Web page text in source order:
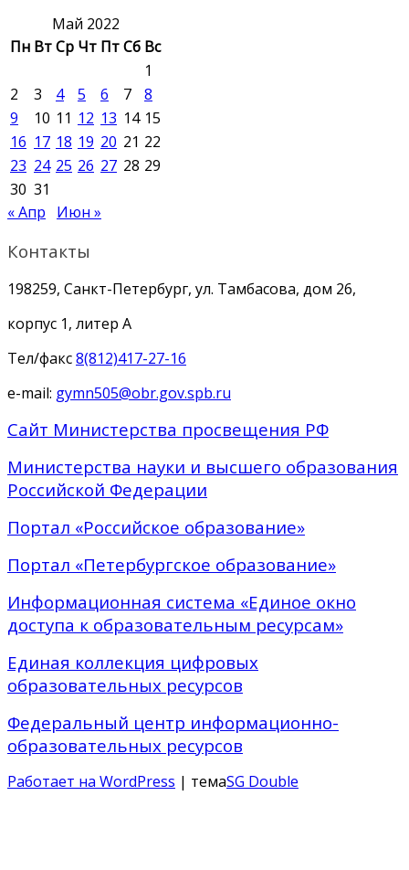
Май 2022
Пн ВтСр Чт ПтСб Вс
1
2
3 4 5 6 7
8
9
10 11 12 13 14 15
16 17 18 19 20 21 22
23 24 25 26 27 28 29
30 31
« Апр
Июн »
Контакты
198259, Санкт-Петербург, ул. Тамбасова, дом 26,
корпус 1, литер А
Тел/факс8(812)417-27-16
e-mail: gymn505@obr.gov.spb.ru
Сайт Министерства просвещения РФ
Министерства науки и высшего образования
Российской Федерации
Портал «Российское образование»
Портал «Петербургское образование»
Информационная система «Единое окно
доступа к образовательным ресурсам»
Единая коллекция цифровых
образовательных ресурсов
Федеральный центр информационно-
образовательных ресурсов
Работает на WordPress | темаSG Double